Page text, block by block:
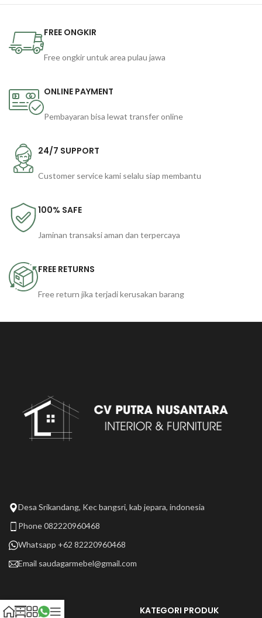
FREE ONGKIR
Free ongkir untuk area pulau jawa
ONLINE PAYMENT
Pembayaran bisa lewat transfer online
24/7 SUPPORT
Customer service kami selalu siap membantu
100% SAFE
Jaminan transaksi aman dan terpercaya
FREE RETURNS
Free return jika terjadi kerusakan barang
Desa Srikandang, Kec bangsri, kab jepara, indonesia
Phone 082220960468
Whatsapp +62 82220960468
Email saudagarmebel@gmail.com
LAIN LAIN KATEGORI PRODUK